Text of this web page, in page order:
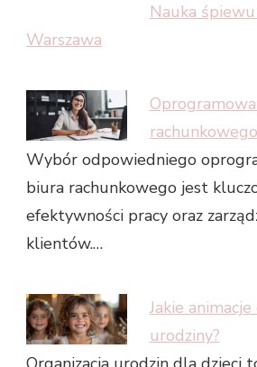
Nauka
Warszawa
rachunkowego
Wybór odpowiedniego
biura rachunkowego jest
efektywności pracy oraz
klientów.…
Jakie
urodziny?